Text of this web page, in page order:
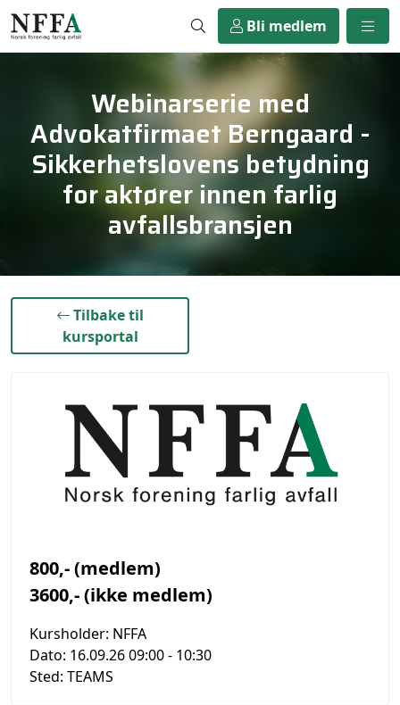
Bli medlem
Webinarserie med
Advokatfirmaet Berngaard -
Sikkerhetslovens betydning
for aktører innen farlig
avfallsbransjen
Tilbake til
kursportal
800,- (medlem)
3600,- (ikke medlem)
Kursholder: NFFA
Dato: 16.09.26 09:00- 10:30
Sted: TEAMS